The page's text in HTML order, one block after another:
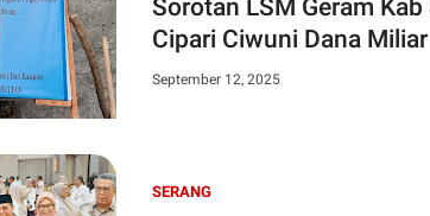
Sorotan LSM Geram
Cipari Ciwuni Dana
September 12, 2025
SERANG